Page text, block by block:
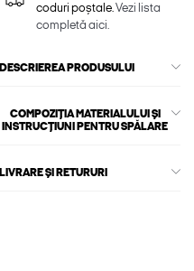
coduri poștale. Vezi lista
completă aici.
DESCRIEREA PRODUSULUI
COMPOZIȚIA MATERIALULUI ȘI
INSTRUCȚIUNI PENTRU SPĂLARE
LIVRARE ȘI RETURURI